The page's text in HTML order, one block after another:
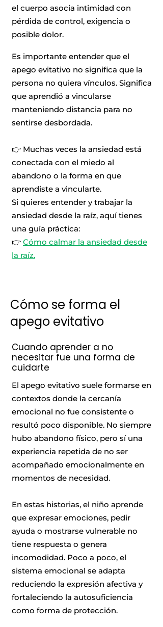
el cuerpo asocia intimidad con
pérdida de control, exigencia o
posible dolor.
Es importante entender que el
apego evitativo no significa que la
persona no quiera vínculos. Significa
que aprendió a vincularse
manteniendo distancia para no
sentirse desbordada.
👉 Muchas veces la ansiedad está
conectada con el miedo al
abandono o la forma en que
aprendiste a vincularte.
Si quieres entender y trabajar la
ansiedad desde la raíz, aquí tienes
una guía práctica:
👉 Cómo calmar la ansiedad desde
la raíz.
Cómo se forma el
apego evitativo
Cuando aprender a no
necesitar fue una forma de
cuidarte
El apego evitativo suele formarse en
contextos donde la cercanía
emocional no fue consistente o
resultó poco disponible. No siempre
hubo abandono físico, pero sí una
experiencia repetida de no ser
acompañado emocionalmente en
momentos de necesidad.
En estas historias, el niño aprende
que expresar emociones, pedir
ayuda o mostrarse vulnerable no
tiene respuesta o genera
incomodidad. Poco a poco, el
sistema emocional se adapta
reduciendo la expresión afectiva y
fortaleciendo la autosuficiencia
como forma de protección.